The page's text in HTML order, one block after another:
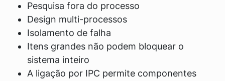
Pesquisa fora do processo
Design multi-processos
Isolamento de falha
Itens grandes não podem bloquear o
sistema inteiro
A ligação por IPC permite componentes